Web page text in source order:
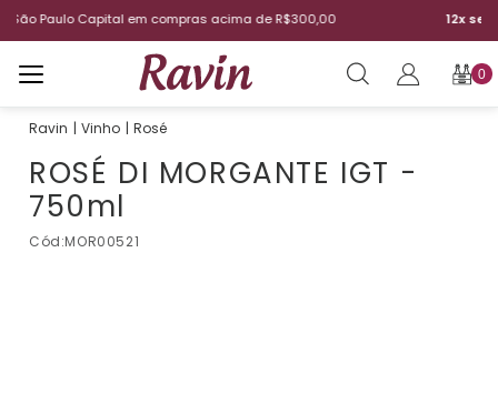
12x sem juros| Aproveite o parcelamento
0
Vinho Rosé
ROSÉ DI MORGANTE IGT -
750ml
Cód:MOR00521